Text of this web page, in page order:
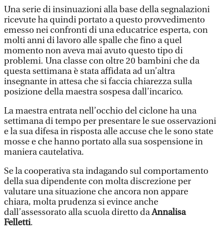
Una serie di insinuazioni alla base della segnalazioni
ricevute ha quindi portato a questo provvedimento
emesso nei confronti di una educatrice esperta, con
molti anni di lavoro alle spalle che fino a quel
momento non aveva mai avuto questo tipo di
problemi. Una classe con oltre 20 bambini che da
questa settimana è stata affidata ad un’altra
insegnante in attesa che si faccia chiarezza sulla
posizione della maestra sospesa dall’incarico.
La maestra entrata nell’occhio del ciclone ha una
settimana di tempo per presentare le sue osservazioni
e la sua difesa in risposta alle accuse che le sono state
mosse e che hanno portato alla sua sospensione in
maniera cautelativa.
Se la cooperativa sta indagando sul comportamento
della sua dipendente con molta discrezione per
valutare una situazione che ancora non appare
chiara, molta prudenza si evince anche
dall’assessorato alla scuola diretto daAnnalisa
Felletti.